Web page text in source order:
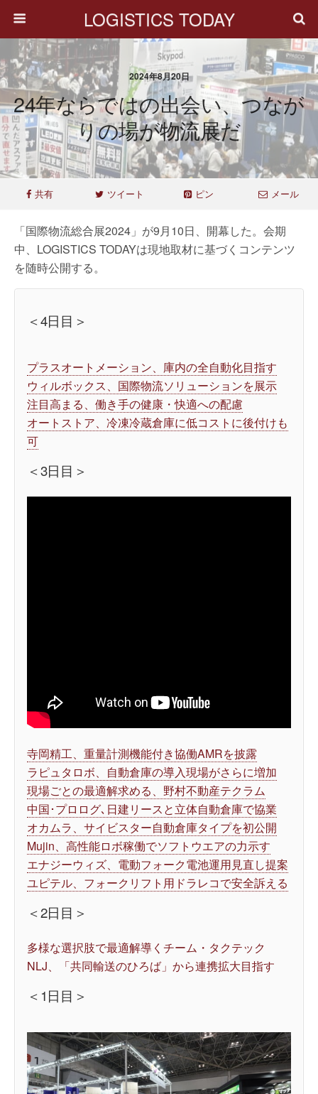
LOGISTICS TODAY
2024年8月20日
24年ならではの出会い、つなが
りの場が物流展だ
共有 ツイート ピン メール
「国際物流総合展2024」が9月10日、開幕した。会期
中、LOGISTICS TODAYは現地取材に基づくコンテンツ
を随時公開する。
＜4日目＞
プラスオートメーション、庫内の全自動化目指す
ウィルボックス、国際物流ソリューションを展示
注目高まる、働き手の健康・快適への配慮
オートストア、冷凍冷蔵倉庫に低コストに後付けも
可
＜3日目＞
寺岡精工、重量計測機能付き協働AMRを披露
ラピュタロボ、自動倉庫の導入現場がさらに増加
現場ごとの最適解求める、野村不動産テクラム
中国･プロログ､日建リースと立体自動倉庫で協業
オカムラ、サイビスター自動倉庫タイプを初公開
Mujin、高性能ロボ稼働でソフトウエアの力示す
エナジーウィズ、電動フォーク電池運用見直し提案
ユピテル、フォークリフト用ドラレコで安全訴える
＜2日目＞
多様な選択肢で最適解導くチーム・タクテック
NLJ、「共同輸送のひろば」から連携拡大目指す
＜1日目＞